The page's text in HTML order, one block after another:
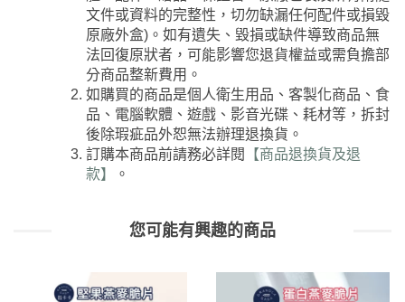
文件或資料的完整性，切勿缺漏任何配件或損毀
原廠外盒)。如有遺失、毀損或缺件導致商品無
法回復原狀者，可能影響您退貨權益或需負擔部
分商品整新費用。
如購買的商品是個人衛生用品、客製化商品、食
品、電腦軟體、遊戲、影音光碟、耗材等，拆封
後除瑕疵品外恕無法辦理退換貨。
訂購本商品前請務必詳閱
【商品退換貨及退
款】
。
您可能有興趣的商品